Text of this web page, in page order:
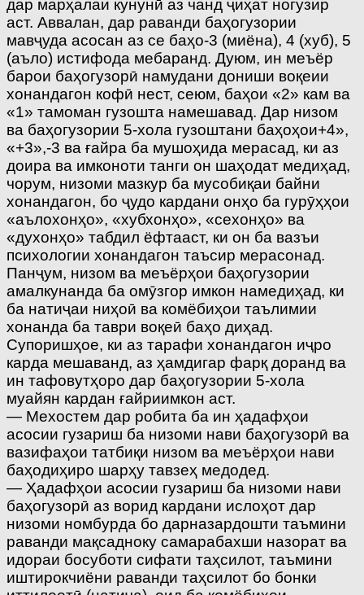
дар марҳалаи кунунӣ аз чанд ҷиҳат ногузир
аст. Аввалан, дар раванди баҳогузории
мавҷуда асосан аз се баҳо-3 (миёна), 4 (хуб), 5
(аъло) истифода мебаранд. Дуюм, ин меъёр
барои баҳогузорӣ намудани дониши воқеии
хонандагон кофӣ нест, сеюм, баҳои «2» кам ва
«1» тамоман гузошта намешавад. Дар низом
ва баҳогузории 5-хола гузоштани баҳоҳои+4»,
«+3»,-3 ва ғайра ба мушоҳида мерасад, ки аз
доира ва имконоти танги он шаҳодат медиҳад,
чорум, низоми мазкур ба мусобиқаи байни
хонандагон, бо ҷудо кардани онҳо ба гурӯҳҳои
«аълохонҳо», «хубхонҳо», «сехонҳо» ва
«духонҳо» табдил ёфтааст, ки он ба вазъи
психологии хонандагон таъсир мерасонад.
Панҷум, низом ва меъёрҳои баҳогузории
амалкунанда ба омӯзгор имкон намедиҳад, ки
ба натиҷаи ниҳоӣ ва комёбиҳои таълимии
хонанда ба таври воқеӣ баҳо диҳад.
Супоришҳое, ки аз тарафи хонандагон иҷро
карда мешаванд, аз ҳамдигар фарқ доранд ва
ин тафовутҳоро дар баҳогузории 5-хола
муайян кардан ғайриимкон аст.
— Мехостем дар робита ба ин ҳадафҳои
асосии гузариш ба низоми нави баҳогузорӣ ва
вазифаҳои татбиқи низом ва меъёрҳои нави
баҳодиҳиро шарҳу тавзеҳ медодед.
— Ҳадафҳои асосии гузариш ба низоми нави
баҳогузорӣ аз ворид кардани ислоҳот дар
низоми номбурда бо дарназардошти таъмини
раванди мақсадноку самарабахши назорат ва
идораи босуботи сифати таҳсилот, таъмини
иштирокчиёни раванди таҳсилот бо бонки